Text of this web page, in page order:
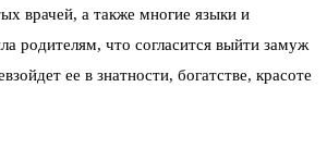
врачей, а также многие языки и
родителям, что согласится выйти замуж
ее в знатности, богатстве, красоте